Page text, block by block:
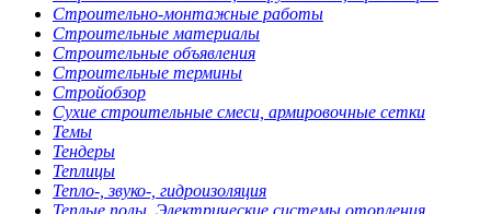
Строительно-монтажные работы
Строительные материалы
Строительные объявления
Строительные термины
Стройобзор
Сухие строительные смеси, армировочные сетки
Темы
Тендеры
Теплицы
Тепло-, звуко-, гидроизоляция
Теплые полы. Электрические системы отопления